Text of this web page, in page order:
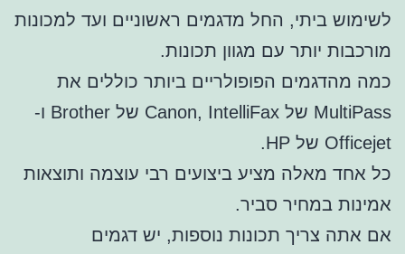
לשימוש ביתי, החל מדגמים ראשוניים ועד למכונות
מורכבות יותר עם מגוון תכונות.
כמה מהדגמים הפופולריים ביותר כוללים את
MultiPass של Canon, IntelliFax של Brother ו-
Officejet של HP.
כל אחד מאלה מציע ביצועים רבי עוצמה ותוצאות
אמינות במחיר סביר.
אם אתה צריך תכונות נוספות, יש דגמים